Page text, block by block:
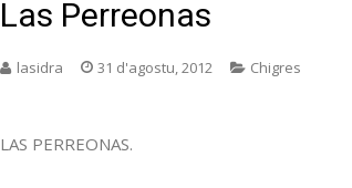
Las Perreonas
lasidra 31 d'agostu, 2012 Chigres
LAS PERREONAS.